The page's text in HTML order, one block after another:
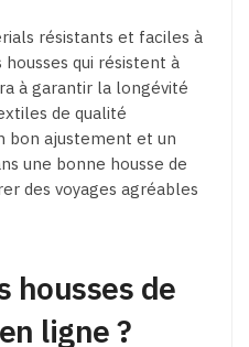
résistants et faciles à
qui résistent à
à garantir la longévité
de qualité
ajustement et un
une bonne housse de
des voyages agréables
housses de
ligne ?